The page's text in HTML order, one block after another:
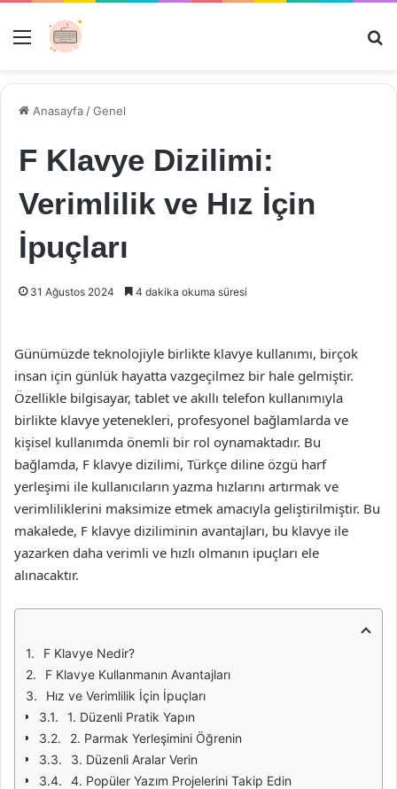
Menü
Anasayfa /Genel
F Klavye Dizilimi:
Verimlilik ve Hız İçin
İpuçları
31 Ağustos 2024 4 dakika okuma süresi
Günümüzde teknolojiyle birlikte klavye kullanımı, birçok
insan için günlük hayatta vazgeçilmez bir hale gelmiştir.
Özellikle bilgisayar, tablet ve akıllı telefon kullanımıyla
birlikte klavye yetenekleri, profesyonel bağlamlarda ve
kişisel kullanımda önemli bir rol oynamaktadır. Bu
bağlamda, F klavye dizilimi, Türkçe diline özgü harf
yerleşimi ile kullanıcıların yazma hızlarını artırmak ve
verimliliklerini maksimize etmek amacıyla geliştirilmiştir. Bu
makalede, F klavye diziliminin avantajları, bu klavye ile
yazarken daha verimli ve hızlı olmanın ipuçları ele
alınacaktır.
F Klavye Nedir?
F Klavye Kullanmanın Avantajları
Hız ve Verimlilik İçin İpuçları
1. Düzenli Pratik Yapın
2. Parmak Yerleşimini Öğrenin
3. Düzenli Aralar Verin
4. Popüler Yazım Projelerini Takip Edin